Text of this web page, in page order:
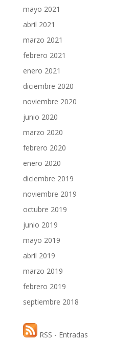
mayo 2021
abril 2021
marzo 2021
febrero 2021
enero 2021
diciembre 2020
noviembre 2020
junio 2020
marzo 2020
febrero 2020
enero 2020
diciembre 2019
noviembre 2019
octubre 2019
junio 2019
mayo 2019
abril 2019
marzo 2019
febrero 2019
septiembre 2018
RSS - Entradas